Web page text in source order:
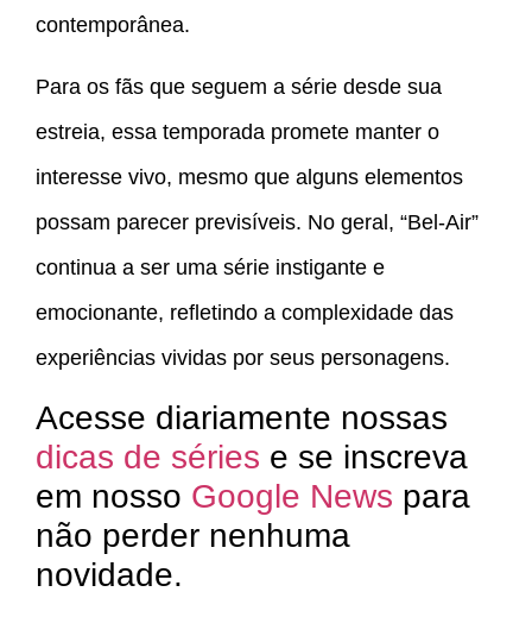
contemporânea.
Para os fãs que seguem a série desde sua
estreia, essa temporada promete manter o
interesse vivo, mesmo que alguns elementos
possam parecer previsíveis. No geral, “Bel-Air”
continua a ser uma série instigante e
emocionante, refletindo a complexidade das
experiências vividas por seus personagens.
Acesse diariamente nossas
dicas de séries e se inscreva
em nosso Google News para
não perder nenhuma
novidade.